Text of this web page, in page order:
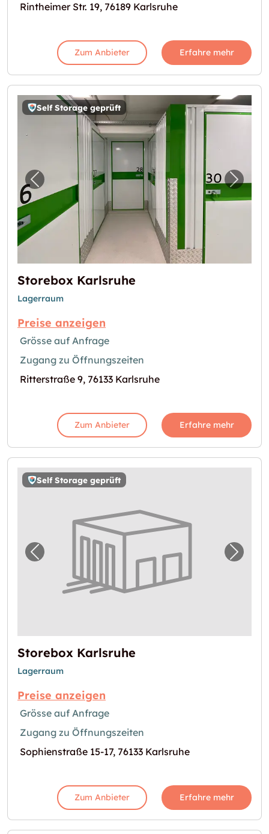
Rintheimer Str. 19, 76189 Karlsruhe
Zum Anbieter Erfahre mehr
Self Storage geprüft
Vorheriges Bild für "Storebox Karlsruhe"
Storebox Karlsruhe
Lagerraum
Preise anzeigen
Grösse auf Anfrage
Zugang zu Öffnungszeiten
Ritterstraße 9, 76133 Karlsruhe
Zum Anbieter Erfahre mehr
Self Storage geprüft
Vorheriges Bild für "Storebox Karlsruhe"
Storebox Karlsruhe
Lagerraum
Preise anzeigen
Grösse auf Anfrage
Zugang zu Öffnungszeiten
Sophienstraße 15-17, 76133 Karlsruhe
Zum Anbieter Erfahre mehr